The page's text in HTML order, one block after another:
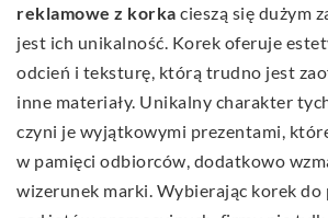
reklamowe z korka cieszą się dużym
jest ich unikalność. Korek oferuje
odcień i teksturę, którą trudno jest
inne materiały. Unikalny charakter
czyni je wyjątkowymi prezentami,
w pamięci odbiorców, dodatkowo
wizerunek marki. Wybierając korek do